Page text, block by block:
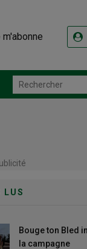
m'abonne
LUS
Bouge ton Bled
la campagne